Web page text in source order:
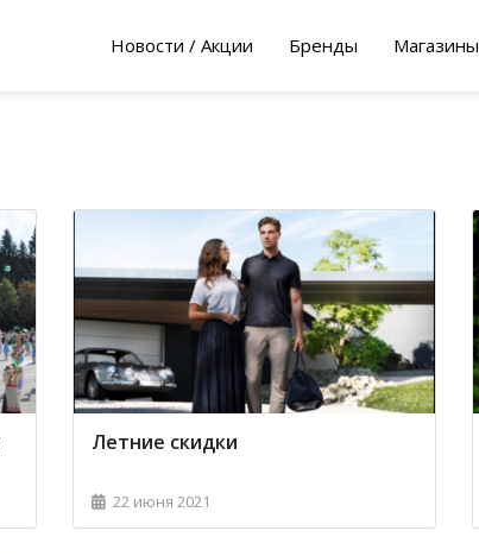
Новости / Акции Бренды Магазины
Летние скидки
22 июня 2021